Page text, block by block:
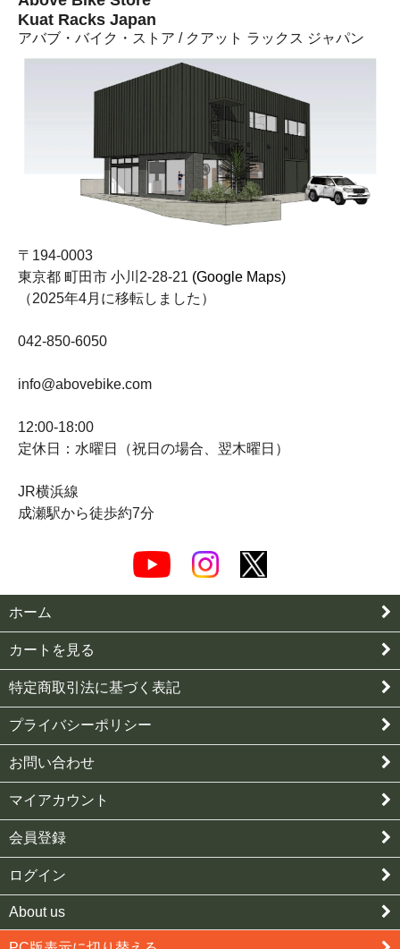
Kuat Racks Japan
アバブ・バイク・ストア / クアット ラックス ジャパン
〒194-0003
東京都 町田市 小川2-28-21 (Google Maps)
（2025年4月に移転しました）
042-850-6050
info@abovebike.com
12:00-18:00
定休日：水曜日（祝日の場合、翌木曜日）
JR横浜線
成瀬駅から徒歩約7分
ホーム
カートを見る
特定商取引法に基づく表記
プライバシーポリシー
お問い合わせ
マイアカウント
会員登録
ログイン
About us